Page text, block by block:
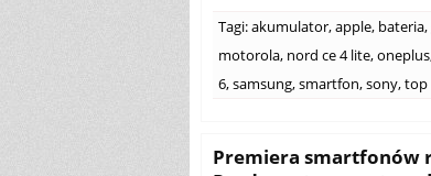
Tagi:akumulator,apple, bateria,
motorola, nord ce 4 lite,oneplus
6,samsung,smartfon,sony,top
Premiera smartfonów